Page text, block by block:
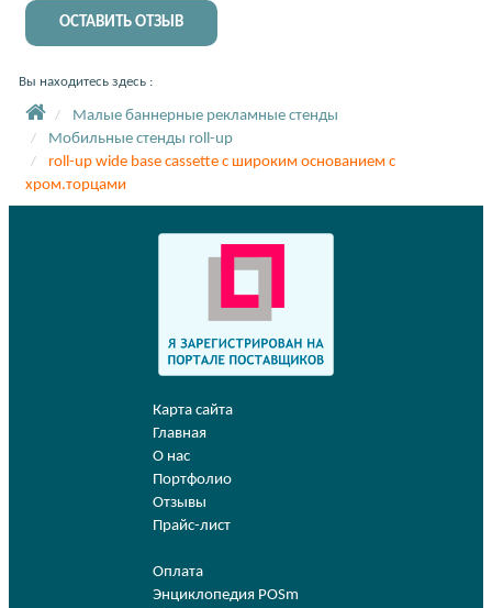
ОСТАВИТЬ ОТЗЫВ
Вы находитесь здесь :
Малые баннерные рекламные стенды
Мобильные стенды roll-up
roll-up wide base cassette с широким основанием с
хром.торцами
Карта сайта
Главная
О нас
Портфолио
Отзывы
Прайс-лист
Оплата
Энциклопедия POSm